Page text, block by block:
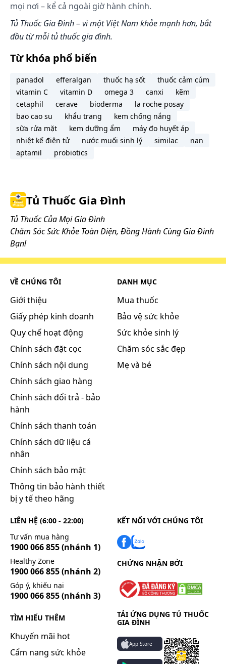
mọi nơi – kể cả ngoài giờ hành chính.
Tủ Thuốc Gia Đình – vì một Việt Nam khỏe mạnh hơn, bắt
đầu từ mỗi tủ thuốc gia đình.
Từ khóa phổ biến
panadol efferalgan thuốc hạ sốt
thuốc cảm cúm
vitamin C
vitamin D omega 3 canxi
kẽm
cetaphil
cerave bioderma
la roche posay
bao cao su
khẩu trang
kem chống nắng
sữa rửa mặt
kem dưỡng ẩm
máy đo huyết áp
nhiệt kế điện tử
nước muối sinh lý similac
nan
aptamil
probiotics
Tủ Thuốc Gia Đình
Tủ Thuốc Của Mọi Gia Đình
Chăm Sóc Sức Khỏe Toàn Diện, Đồng Hành Cùng Gia Đình
Bạn!
VỀ CHÚNG TÔI
Giới thiệu
Giấy phép kinh doanh
Quy chế hoạt động
Chính sách đặt cọc
Chính sách nội dung
Chính sách giao hàng
Chính sách đổi trả - bảo
hành
Chính sách thanh toán
Chính sách dữ liệu cá
nhân
Chính sách bảo mật
Thông tin bảo hành thiết
bị y tế theo hãng
DANH MỤC
Mua thuốc
Bảo vệ sức khỏe
Sức khỏe sinh lý
Chăm sóc sắc đẹp
Mẹ và bé
LIÊN HỆ (6:00 - 22:00)
Tư vấn mua hàng
1900 066 855(nhánh 1)
Healthy Zone
1900 066 855(nhánh 2)
Góp ý, khiếu nại
1900 066 855(nhánh 3)
TÌM HIỂU THÊM
Khuyến mãi hot
Cẩm nang sức khỏe
KẾT NỐI VỚI CHÚNG TÔI
CHỨNG NHẬN BỞI
TẢI ỨNG DỤNG TỦ THUỐC
GIA ĐÌNH
App Store